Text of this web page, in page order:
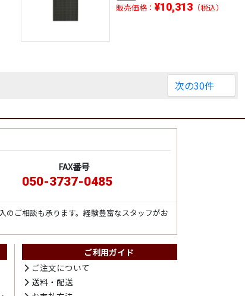
販売価格： ¥10,313（税込）
次の30件
FAX番号
050-3737-0485
のご相談も承ります。経験豊富なスタッフがお
ご利用ガイド
ご注文について
送料・配送